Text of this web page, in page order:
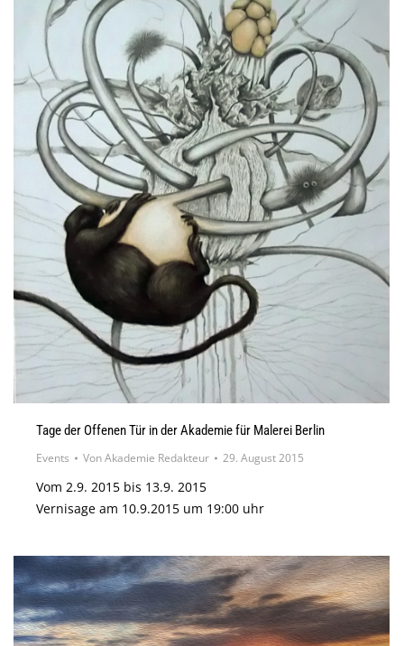
Tage der Offenen Tür in der Akademie für Malerei Berlin
Events VonAkademie Redakteur 29. August 2015
Vom 2.9. 2015 bis 13.9. 2015
Vernisage am 10.9.2015 um 19:00 uhr